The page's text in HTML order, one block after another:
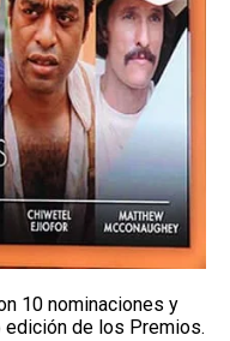
10 nominaciones y
de los Premios.